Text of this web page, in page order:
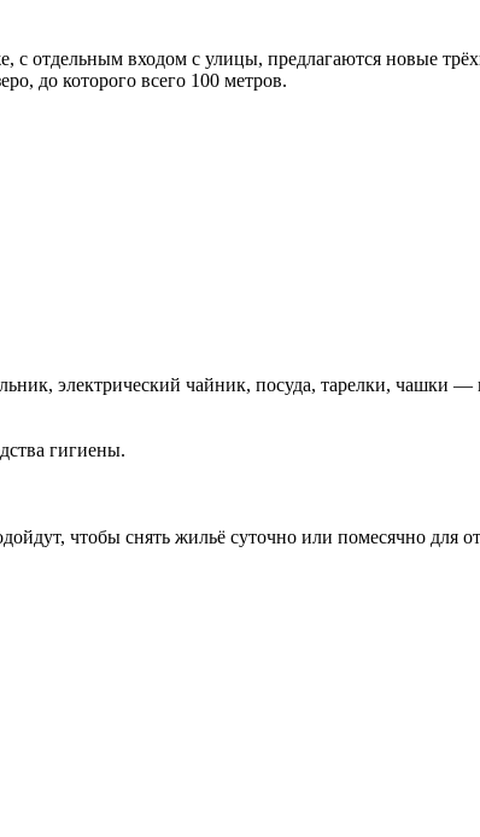
с отдельным входом с улицы, предлагаются новые
до которого всего 100 метров.
электрический чайник, посуда, тарелки, чашки
гигиены.
чтобы снять жильё суточно или помесячно для